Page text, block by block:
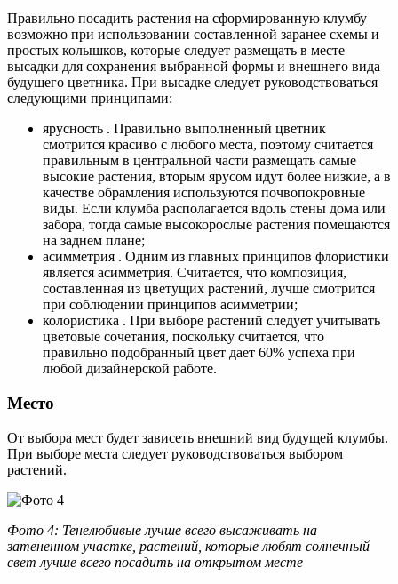
Правильно посадить растения на сформированную клумбу
возможно при использовании составленной заранее схемы и
простых колышков, которые следует размещать в месте
высадки для сохранения выбранной формы и внешнего вида
будущего цветника. При высадке следует руководствоваться
следующими принципами:
ярусность . Правильно выполненный цветник
смотрится красиво с любого места, поэтому считается
правильным в центральной части размещать самые
высокие растения, вторым ярусом идут более низкие, а в
качестве обрамления используются почвопокровные
виды. Если клумба располагается вдоль стены дома или
забора, тогда самые высокорослые растения помещаются
на заднем плане;
асимметрия . Одним из главных принципов флористики
является асимметрия. Считается, что композиция,
составленная из цветущих растений, лучше смотрится
при соблюдении принципов асимметрии;
колористика . При выборе растений следует учитывать
цветовые сочетания, поскольку считается, что
правильно подобранный цвет дает 60% успеха при
любой дизайнерской работе.
Место
От выбора мест будет зависеть внешний вид будущей клумбы.
При выборе места следует руководствоваться выбором
растений.
Фото 4: Тенелюбивые лучше всего высаживать на
затененном участке, растений, которые любят солнечный
свет лучше всего посадить на открытом месте